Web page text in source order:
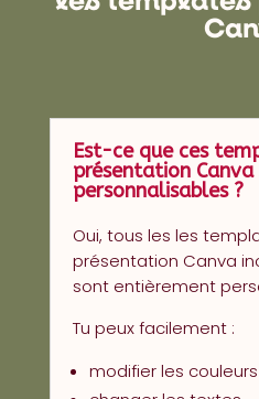
Est-ce que ces
présentation
personnalisables ?
Oui, tous les les
présentation Canva
sont entièrement
Tu peux facilement :
modifier les couleurs